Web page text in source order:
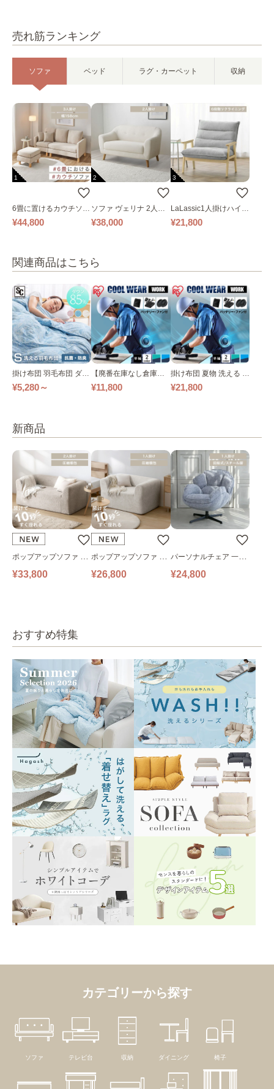
売れ筋ランキング
ソファ ベッド ラグ・カーペット 収納
1
6畳に置けるカウチソフ
ァ｜ベージュ
¥44,800
2
ソファ ヴェリナ 2人掛
け
¥38,000
3
LaLassic1人掛けハイバ
ックソファ ワイド
¥21,800
関連商品はこちら
掛け布団 羽毛布団 ダウ
ン85％ シングル
¥5,280～
【廃番在庫なし倉庫】
掛け布団 洗える 肌掛け
¥11,800
掛け布団 夏物 洗える 肌
掛け 羽毛布団 WGD9
¥21,800
新商品
ポップアップソファ ソ
ファ フロアソファ 幅14
¥33,800
ポップアップソファ ソ
ファ フロアソファ 幅10
¥26,800
パーソナルチェア 一人
掛けソファ O’HANA ソ
¥24,800
おすすめ特集
カテゴリーから探す
ソファ テレビ台 収納 ダイニング 椅子